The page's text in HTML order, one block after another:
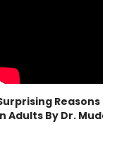
Reasons
Adults By Dr.